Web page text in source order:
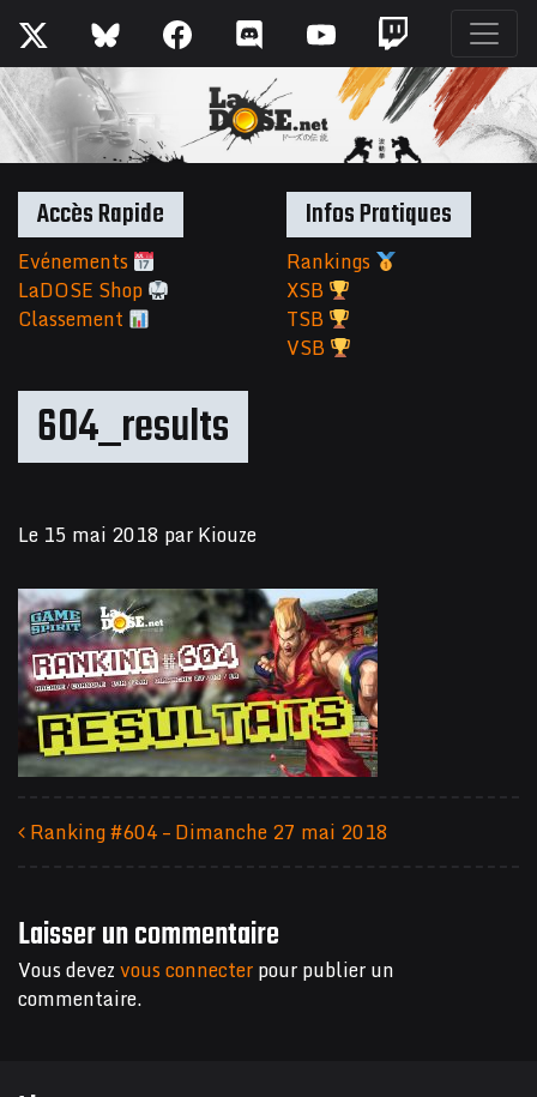
604_results
Le 15 mai 2018 parKiouze
Ranking #604 – Dimanche 27 mai 2018
Laisser un commentaire
Vous devezvous connecterpour publier un
commentaire.
Accès Rapide
Evénements
LaDOSE Shop
Classement
Infos Pratiques
Rankings
XSB
TSB
VSB